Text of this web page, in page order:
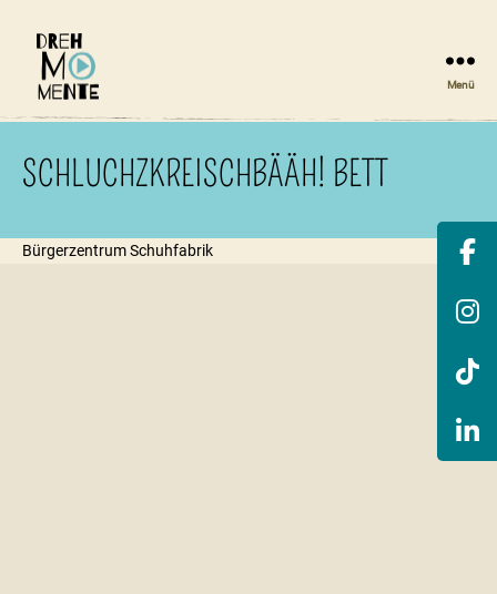
Menü
SCHLUCHZKREISCHBÄÄH! BETT
Bürgerzentrum Schuhfabrik